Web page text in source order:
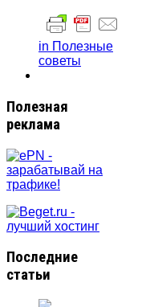
in Полезные
советы
Полезная
реклама
Последние
статьи